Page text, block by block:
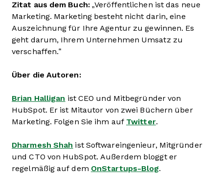
Zitat aus dem Buch:„Veröffentlichen ist das neue
Marketing. Marketing besteht nicht darin, eine
Auszeichnung für Ihre Agentur zu gewinnen. Es
geht darum, Ihrem Unternehmen Umsatz zu
verschaffen.“
Über die Autoren:
Brian Halligan ist CEO und Mitbegründer von
HubSpot. Er ist Mitautor von zwei Büchern über
Marketing. Folgen Sie ihm auf Twitter.
Dharmesh Shah ist Softwareingenieur, Mitgründer
und CTO von HubSpot. Außerdem bloggt er
regelmäßig auf dem OnStartups-Blog.